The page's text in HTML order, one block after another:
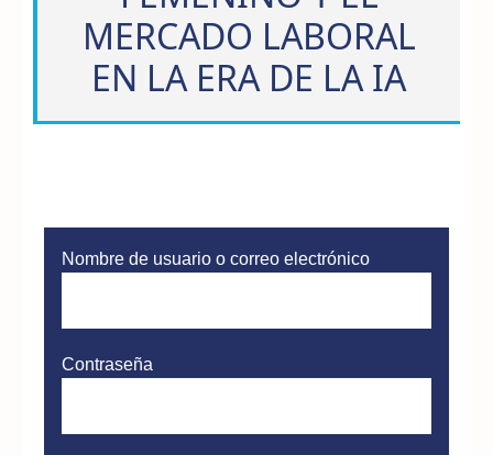
MERCADO LABORAL
EN LA ERA DE LA IA
Nombre de usuario o correo electrónico
Contraseña